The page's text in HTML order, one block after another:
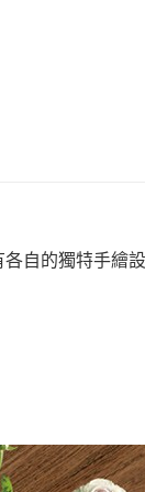
自的獨特手繪設